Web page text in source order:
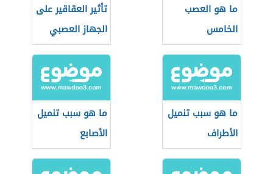
ما هو العصب
الخامس
تأثير العقاقير على
الجهاز العصبي
ما هو سبب تنميل
الأطراف
ما هو سبب تنميل
الأصابع